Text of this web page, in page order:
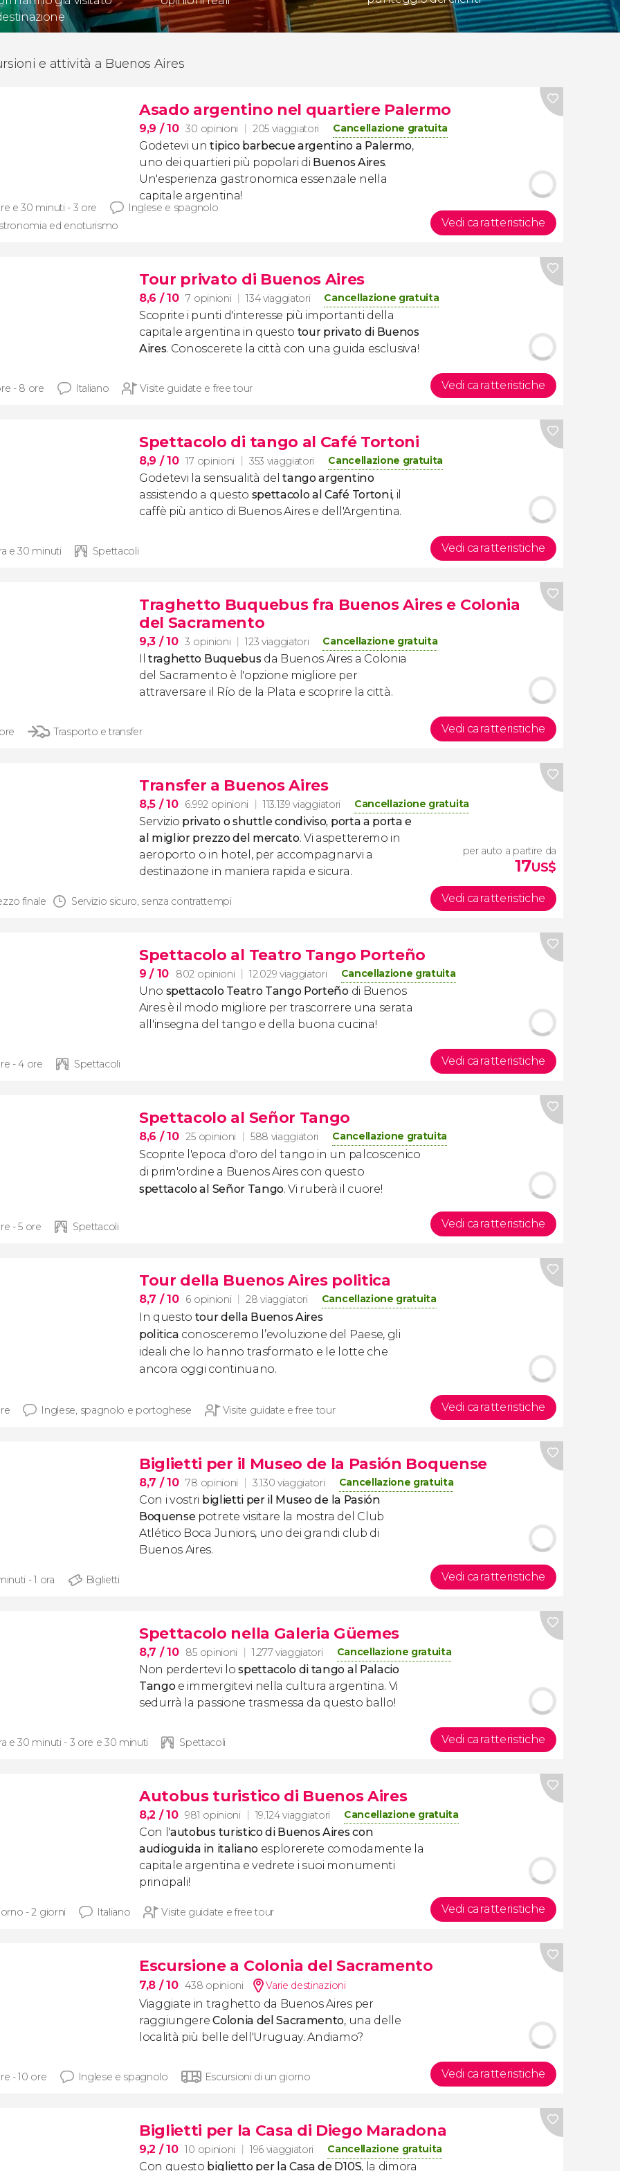
e attività a Buenos Aires
Asado argentino nel quartiere Palermo
9,9 / 10 30 opinioni 205 viaggiatori Cancellazione gratuita
Godetevi untipico barbecue argentino a Palermo,
uno dei quartieri più popolari di Buenos Aires.
Un'esperienza gastronomica essenziale nella
capitale argentina!
e 30 minuti - 3 ore
Inglese e spagnolo
ed enoturismo
Vedi caratteristiche
Tour privato di Buenos Aires
8,6 / 10 7 opinioni 134 viaggiatori Cancellazione gratuita
Scoprite i punti d'interesse più importanti della
capitale argentina in questo tour privato di Buenos
Aires. Conoscerete la città con una guida esclusiva!
- 8 ore Italiano Visite guidate e free tour Vedi caratteristiche
Spettacolo di tango al Café Tortoni
8,9 / 10 17 opinioni 353 viaggiatori Cancellazione gratuita
Godetevi la sensualità del tango argentino
assistendo a questo spettacolo al Café Tortoni, il
caffè più antico di Buenos Aires e dell'Argentina.
e 30 minuti Spettacoli Vedi caratteristiche
Traghetto Buquebus fra Buenos Aires e Colonia
del Sacramento
9,3 / 10 3 opinioni 123 viaggiatori Cancellazione gratuita
Il traghetto Buquebusda Buenos Aires a Colonia
del Sacramento è l'opzione migliore per
attraversare il Río de la Plata e scoprire la città.
Trasporto e transfer Vedi caratteristiche
Transfer a Buenos Aires
8,5 / 10 6.992 opinioni 113.139 viaggiatori Cancellazione gratuita
Servizio privato o shuttle condiviso, porta a porta e
al miglior prezzo del mercato. Vi aspetteremo in
aeroporto o in hotel, per accompagnarvi a
destinazione in maniera rapida e sicura.
finale Servizio sicuro, senza contrattempi
per auto a partire da
17US$
Vedi caratteristiche
Spettacolo al Teatro Tango Porteño
9/ 10 802 opinioni 12.029 viaggiatori Cancellazione gratuita
Uno spettacolo Teatro Tango Porteño di Buenos
Aires è il modo migliore per trascorrere una serata
all'insegna del tango e della buona cucina!
- 4 ore Spettacoli Vedi caratteristiche
Spettacolo al Señor Tango
8,6 / 10 25 opinioni 588 viaggiatori Cancellazione gratuita
Scoprite l'epoca d'oro del tango in un palcoscenico
di prim'ordine a Buenos Aires con questo
spettacolo al Señor Tango. Vi ruberà il cuore!
- 5 ore Spettacoli Vedi caratteristiche
Tour della Buenos Aires politica
8,7 / 10 6 opinioni 28 viaggiatori Cancellazione gratuita
In questo tour della Buenos Aires
politica conosceremo l’evoluzione del Paese, gli
ideali che lo hanno trasformato e le lotte che
ancora oggi continuano.
Inglese, spagnolo e portoghese Visite guidate e free tour Vedi caratteristiche
Biglietti per il Museo de la Pasión Boquense
8,7 / 10 78 opinioni 3.130 viaggiatori Cancellazione gratuita
Con i vostri biglietti per il Museo de la Pasión
Boquense potrete visitare la mostra del Club
Atlético Boca Juniors, uno dei grandi club di
Buenos Aires.
- 1 ora Biglietti Vedi caratteristiche
Spettacolo nella Galeria Güemes
8,7 / 10 85 opinioni 1.277 viaggiatori Cancellazione gratuita
Non perdertevi lospettacolo di tango al Palacio
Tango e immergitevi nella cultura argentina. Vi
sedurrà la passione trasmessa da questo ballo!
e 30 minuti - 3 ore e 30 minuti Spettacoli Vedi caratteristiche
Autobus turistico di Buenos Aires
8,2 / 10 981 opinioni 19.124 viaggiatori Cancellazione gratuita
Con l'autobus turistico di Buenos Aires con
audioguida in italianoesplorerete comodamente la
capitale argentina e vedrete i suoi monumenti
principali!
- 2 giorni Italiano Visite guidate e free tour Vedi caratteristiche
Escursione a Colonia del Sacramento
7,8 / 10 438 opinioni Varie destinazioni
Viaggiate in traghetto da Buenos Aires per
raggiungereColonia del Sacramento, una delle
località più belle dell'Uruguay. Andiamo?
- 10 ore Inglese e spagnolo Escursioni di un giorno Vedi caratteristiche
Biglietti per la Casa di Diego Maradona
9,2 / 10 10 opinioni 196 viaggiatori Cancellazione gratuita
Con questo biglietto per la Casa de D10S, la dimora